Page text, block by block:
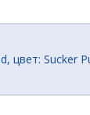
цвет: Sucker